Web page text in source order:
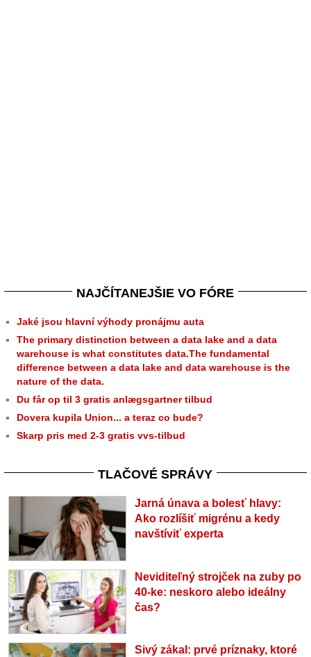
NAJČÍTANEJŠIE VO FÓRE
Jaké jsou hlavní výhody pronájmu auta
The primary distinction between a data lake and a data
warehouse is what constitutes data.The fundamental
difference between a data lake and data warehouse is the
nature of the data.
Du får op til 3 gratis anlægsgartner tilbud
Dovera kupila Union... a teraz co bude?
Skarp pris med 2-3 gratis vvs-tilbud
TLAČOVÉ SPRÁVY
Jarná únava a bolesť hlavy:
Ako rozlíšiť migrénu a kedy
navštíviť experta
Neviditeľný strojček na zuby po
40-ke: neskoro alebo ideálny
čas?
Sivý zákal: prvé príznaky, ktoré